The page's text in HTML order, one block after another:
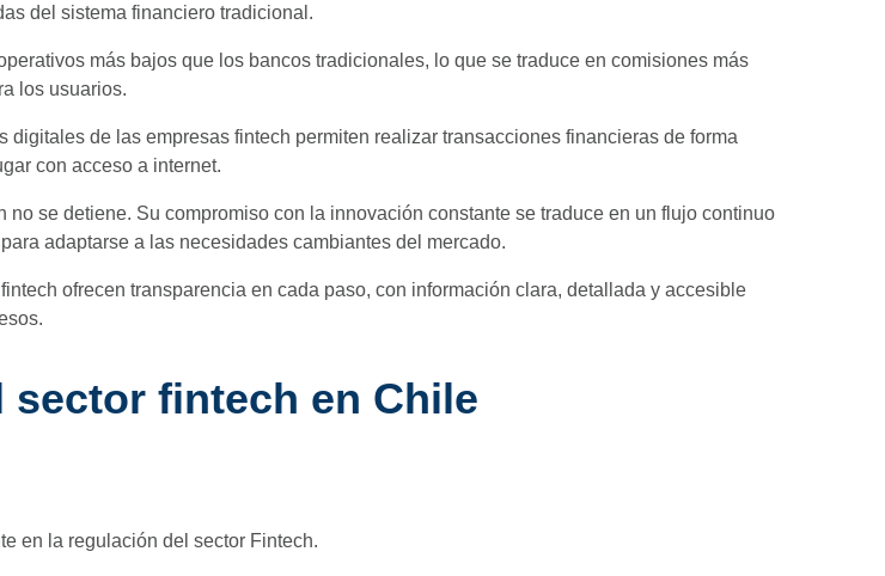
del sistema financiero tradicional.
más bajos que los bancos tradicionales, lo que se traduce en comisiones más
los usuarios.
digitales de las empresas fintech permiten realizar transacciones financieras de forma
con acceso a internet.
no se detiene. Su compromiso con la innovación constante se traduce en un flujo continuo
adaptarse a las necesidades cambiantes del mercado.
ofrecen transparencia en cada paso, con información clara, detallada y accesible
sector fintech en Chile
en la regulación del sector Fintech.